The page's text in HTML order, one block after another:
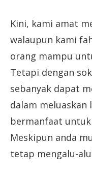
Kini, kami amat
walaupun kami
orang mampu
Tetapi dengan
sebanyak dapat
dalam meluaskan
bermanfaat
Meskipun anda
tetap mengalu-